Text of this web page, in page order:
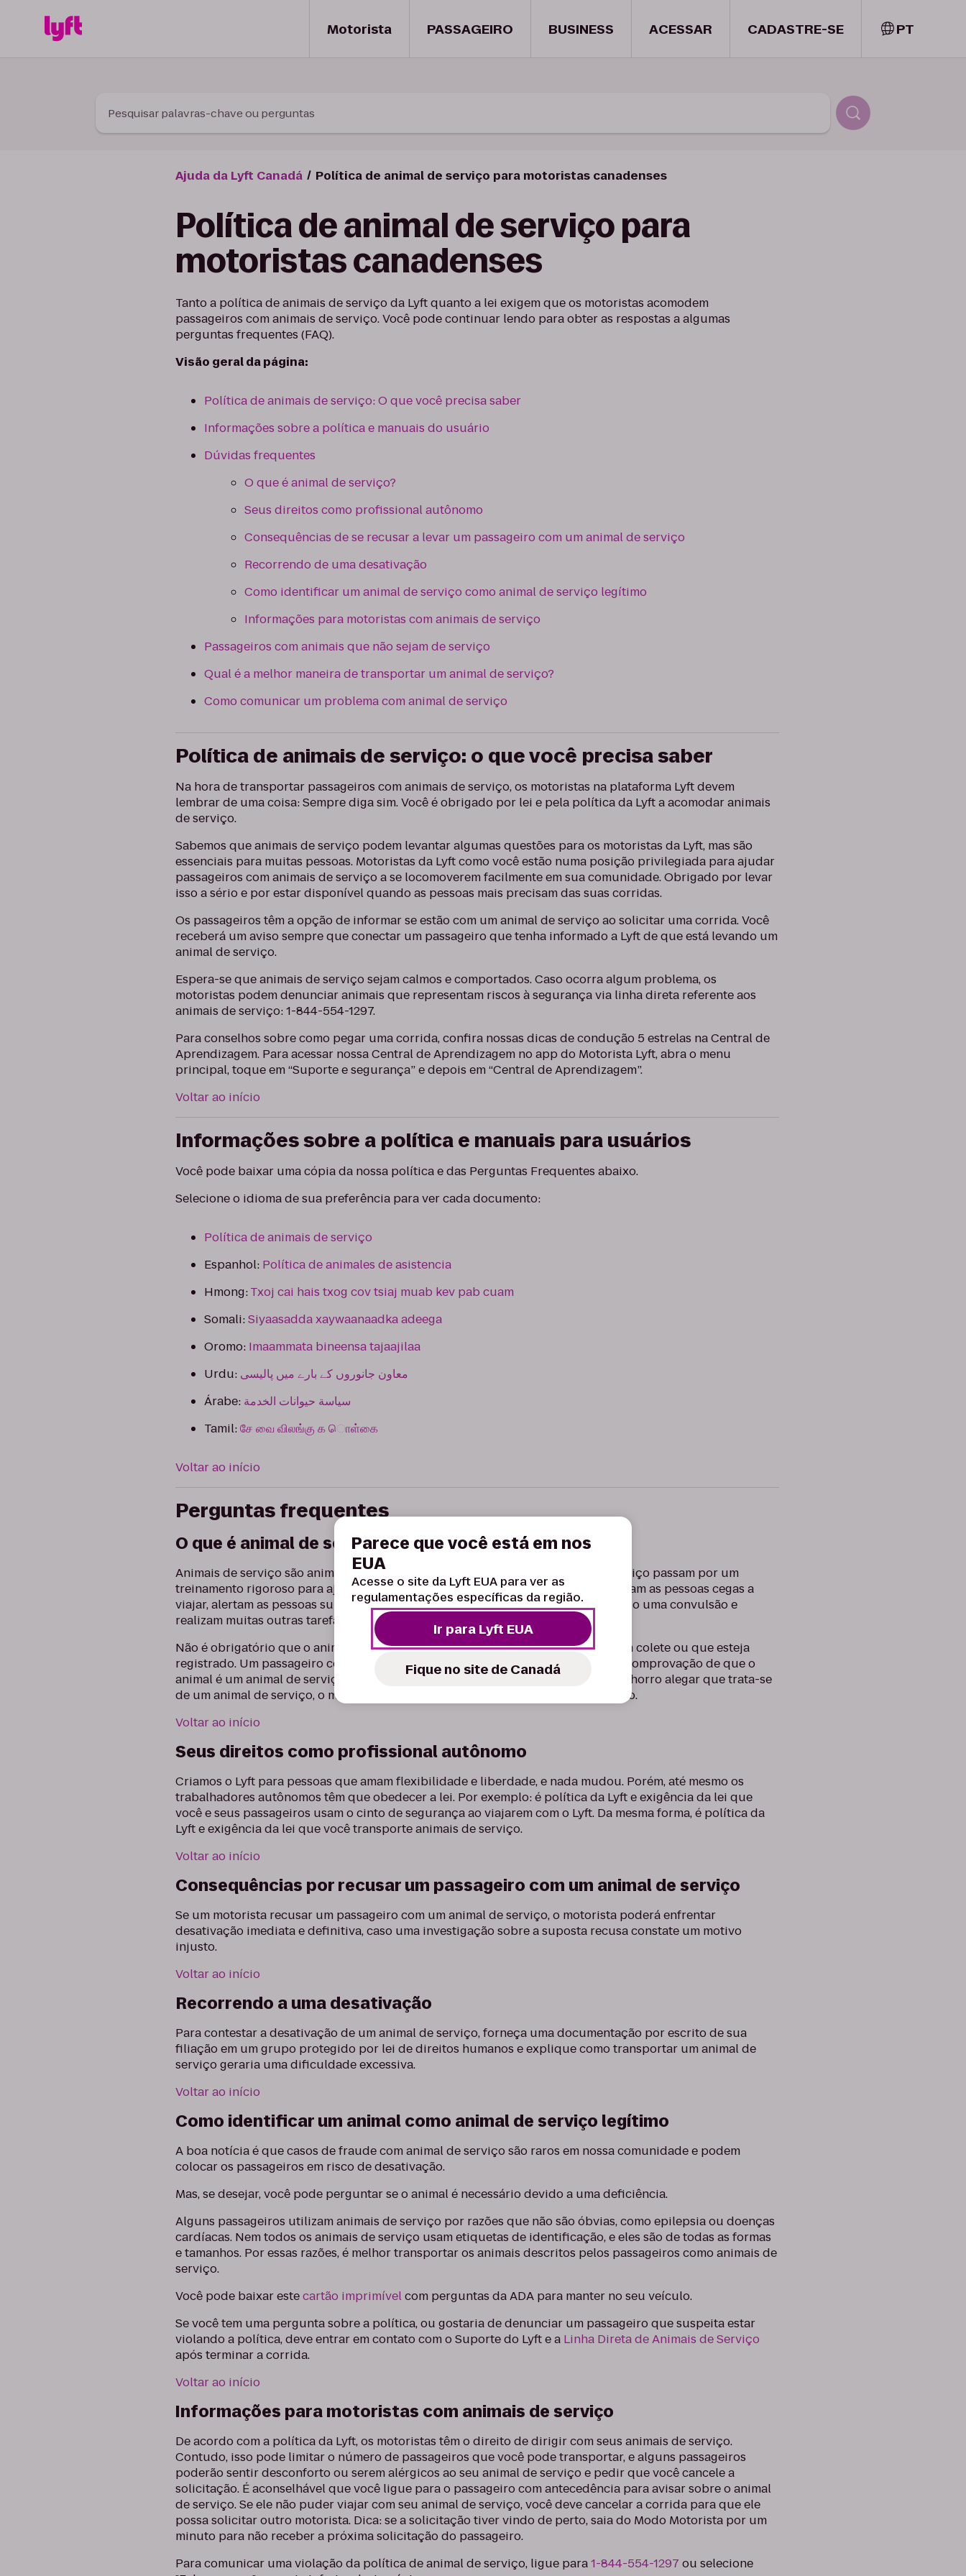
Motorista PASSAGEIRO BUSINESS ACESSAR CADASTRE-SE PT
Pesquisar palavras-chave ou perguntas
Ajuda da Lyft Canadá Política de animal de serviço para motoristas canadenses
Política de animal de serviço para
motoristas canadenses
Tanto a política de animais de serviço da Lyft quanto a lei exigem que os motoristas acomodem
passageiros com animais de serviço. Você pode continuar lendo para obter as respostas a algumas
perguntas frequentes (FAQ).
Visão geral da página:
Política de animais de serviço: O que você precisa saber
Informações sobre a política e manuais do usuário
Dúvidas frequentes
O que é animal de serviço?
Seus direitos como profissional autônomo
Consequências de se recusar a levar um passageiro com um animal de serviço
Recorrendo de uma desativação
Como identificar um animal de serviço como animal de serviço legítimo
Informações para motoristas com animais de serviço
Passageiros com animais que não sejam de serviço
Qual é a melhor maneira de transportar um animal de serviço?
Como comunicar um problema com animal de serviço
Política de animais de serviço: o que você precisa saber
Na hora de transportar passageiros com animais de serviço, os motoristas na plataforma Lyft devem
lembrar de uma coisa: Sempre diga sim. Você é obrigado por lei e pela política da Lyft a acomodar animais
de serviço.
Sabemos que animais de serviço podem levantar algumas questões para os motoristas da Lyft, mas são
essenciais para muitas pessoas. Motoristas da Lyft como você estão numa posição privilegiada para ajudar
passageiros com animais de serviço a se locomoverem facilmente em sua comunidade. Obrigado por levar
isso a sério e por estar disponível quando as pessoas mais precisam das suas corridas.
Os passageiros têm a opção de informar se estão com um animal de serviço ao solicitar uma corrida. Você
receberá um aviso sempre que conectar um passageiro que tenha informado a Lyft de que está levando um
animal de serviço.
Espera-se que animais de serviço sejam calmos e comportados. Caso ocorra algum problema, os
motoristas podem denunciar animais que representam riscos à segurança via linha direta referente aos
animais de serviço: 1-844-554-1297.
Para conselhos sobre como pegar uma corrida, confira nossas dicas de condução 5 estrelas na Central de
Aprendizagem. Para acessar nossa Central de Aprendizagem no app do Motorista Lyft, abra o menu
principal, toque em “Suporte e segurança” e depois em “Central de Aprendizagem”.
Voltar ao início
Informações sobre a política e manuais para usuários
Você pode baixar uma cópia da nossa política e das Perguntas Frequentes abaixo.
Selecione o idioma de sua preferência para ver cada documento:
Política de animais de serviço
Espanhol: Política de animales de asistencia
Hmong:Txoj cai hais txog cov tsiaj muab kev pab cuam
Somali:Siyaasadda xaywaanaadka adeega
Oromo: Imaammata bineensa tajaajilaa
Urdu: معاون جانوروں کے بارے میں پالیسی
Árabe: سياسة حيوانات الخدمة
Tamil:சே வை விலங்கு க ொள்கை
Voltar ao início
Perguntas frequentes
O que é animal de serviço?
Animais de serviço são animais de trabalho, não de estimação. Os animais de serviço passam por um
treinamento rigoroso para ajudar pessoas com necessidades especiais. Eles ajudam as pessoas cegas a
viajar, alertam as pessoas surdas sobre sons, protegem as pessoas que estão tendo uma convulsão e
realizam muitas outras tarefas para ajudar quem tem necessidades especiais.
Não é obrigatório que o animal de serviço tenha uma identificação na coleira, um colete ou que esteja
registrado. Um passageiro com animal de serviço não precisa mostrar nenhuma comprovação de que o
animal é um animal de serviço. Em outras palavras, se um passageiro com um cachorro alegar que trata-se
de um animal de serviço, o motorista tem a obrigação de transportar o passageiro.
Voltar ao início
Seus direitos como profissional autônomo
Criamos o Lyft para pessoas que amam flexibilidade e liberdade, e nada mudou. Porém, até mesmo os
trabalhadores autônomos têm que obedecer a lei. Por exemplo: é política da Lyft e exigência da lei que
você e seus passageiros usam o cinto de segurança ao viajarem com o Lyft. Da mesma forma, é política da
Lyft e exigência da lei que você transporte animais de serviço.
Voltar ao início
Consequências por recusar um passageiro com um animal de serviço
Se um motorista recusar um passageiro com um animal de serviço, o motorista poderá enfrentar
desativação imediata e definitiva, caso uma investigação sobre a suposta recusa constate um motivo
injusto.
Voltar ao início
Recorrendo a uma desativação
Para contestar a desativação de um animal de serviço, forneça uma documentação por escrito de sua
filiação em um grupo protegido por lei de direitos humanos e explique como transportar um animal de
serviço geraria uma dificuldade excessiva.
Voltar ao início
Como identificar um animal como animal de serviço legítimo
A boa notícia é que casos de fraude com animal de serviço são raros em nossa comunidade e podem
colocar os passageiros em risco de desativação.
Mas, se desejar, você pode perguntar se o animal é necessário devido a uma deficiência.
Alguns passageiros utilizam animais de serviço por razões que não são óbvias, como epilepsia ou doenças
cardíacas. Nem todos os animais de serviço usam etiquetas de identificação, e eles são de todas as formas
e tamanhos. Por essas razões, é melhor transportar os animais descritos pelos passageiros como animais de
serviço.
Você pode baixar estecartão imprimível com perguntas da ADA para manter no seu veículo.
Se você tem uma pergunta sobre a política, ou gostaria de denunciar um passageiro que suspeita estar
violando a política, deve entrar em contato com o Suporte do Lyft e a Linha Direta de Animais de Serviço
após terminar a corrida.
Voltar ao início
Informações para motoristas com animais de serviço
De acordo com a política da Lyft, os motoristas têm o direito de dirigir com seus animais de serviço.
Contudo, isso pode limitar o número de passageiros que você pode transportar, e alguns passageiros
poderão sentir desconforto ou serem alérgicos ao seu animal de serviço e pedir que você cancele a
solicitação. É aconselhável que você ligue para o passageiro com antecedência para avisar sobre o animal
de serviço. Se ele não puder viajar com seu animal de serviço, você deve cancelar a corrida para que ele
possa solicitar outro motorista. Dica: se a solicitação tiver vindo de perto, saia do Modo Motorista por um
minuto para não receber a próxima solicitação do passageiro.
Para comunicar uma violação da política de animal de serviço, ligue para1-844-554-1297 ou selecione
Parece que você está em nos
EUA
Acesse o site da Lyft EUA para ver as
regulamentações específicas da região.
Ir para Lyft EUA
Fique no site de Canadá